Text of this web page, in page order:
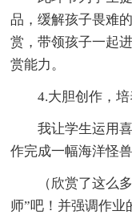
品，缓解孩子畏难
赏，带领孩子一起
赏能力。
4.大胆创作，培
我让学生运用喜
作完成一幅海洋怪兽
（欣赏了这么多
师”吧！并强调作